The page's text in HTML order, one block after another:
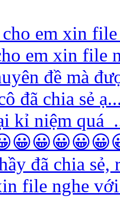
em xin
em xin file
đề mà
đã chia sẻ
kỉ niệm quá
đã chia sẻ,
file nghe